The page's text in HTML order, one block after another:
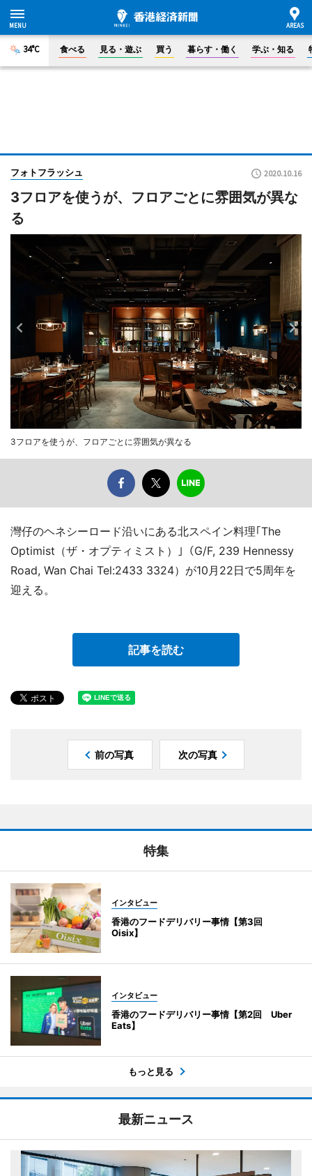
34°C 食べる 見る・遊ぶ 買う 暮らす・働く 学ぶ・知る
フォトフラッシュ 2020.10.16
3フロアを使うが、フロアごとに雰囲気が異な
る
3フロアを使うが、フロアごとに雰囲気が異なる
灣仔のヘネシーロード沿いにある北スペイン料理｢The
Optimist（ザ・オプティミスト）｣（G/F, 239 Hennessy
Road, Wan Chai Tel:2433 3324）が10月22日で5周年を
迎える。
記事を読む
前の写真 次の写真
特集
インタビュー
香港のフードデリバリー事情【第3回
Oisix】
インタビュー
香港のフードデリバリー事情【第2回 Uber
Eats】
もっと見る
最新ニュース